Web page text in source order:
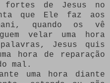
fortes de Jesus no
que Ele faz aos
quando os vê
velar uma hora
Jesus quis
hora de reparação
mal.
uma hora diante